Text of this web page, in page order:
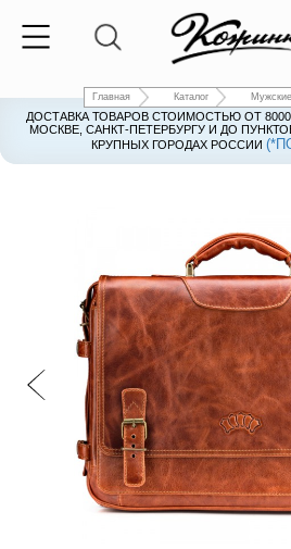
Главная Каталог
ДОСТАВКА ТОВАРОВ СТОИМОСТЬЮ ОТ
МОСКВЕ, САНКТ-ПЕТЕРБУРГУ И ДО
КРУПНЫХ ГОРОДАХ РОССИИ
ДОСТАВКА ТОВАРОВ СТОИМОСТЬЮ ОТ
МОСКВЕ, САНКТ-ПЕТЕРБУРГУ И ДО
КРУПНЫХ ГОРОДАХ РОССИИ